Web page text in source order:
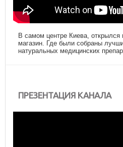
В самом центре Киева,
магазин. Где были собраны
натуральных медицинских
ПРЕЗЕНТАЦИЯ КАНАЛА